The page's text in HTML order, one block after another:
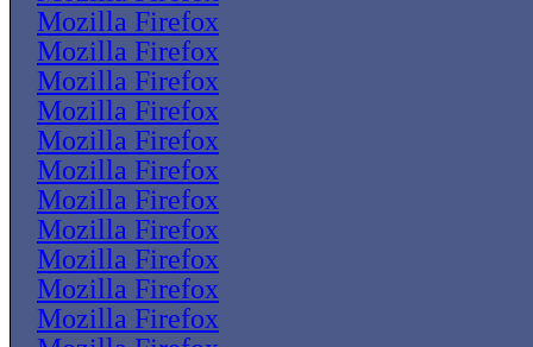
Mozilla Firefox
Mozilla Firefox
Mozilla Firefox
Mozilla Firefox
Mozilla Firefox
Mozilla Firefox
Mozilla Firefox
Mozilla Firefox
Mozilla Firefox
Mozilla Firefox
Mozilla Firefox